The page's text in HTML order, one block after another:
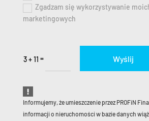
Zgadzam się wykorzystywanie
marketingowych
3 + 11 = Wyślij
Informujemy, że umieszczenie przez PROFiN
informacji o nieruchomości w bazie danych